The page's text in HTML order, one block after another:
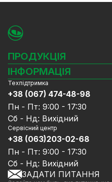
ПРОДУКЦІЯ
Камери
Відеореєстратори
Комплекти
СКУД
Джерела живлення
Мережеве обладнання
Ноутбуки та комп'ютери
Аксесуари
Акції
Знижені в ціні товари
ІНФОРМАЦІЯ
Блог
Доставка та оплата
Гарантія та Сервісне
Політика конфіденційності
Договір публічної оферти
Співпраця
Послуги
Калькулятор розрахунку
Техпідтримка
+38 (067) 474-48-98
Пн - Пт: 9:00 - 17:30
Сб - Нд: Вихідний
Сервісний центр
+38 (063)203-02-68
Пн - Пт: 9:00 - 17:30
Сб - Нд: Вихідний
ЗАДАТИ ПИТАННЯ